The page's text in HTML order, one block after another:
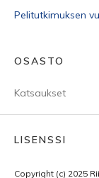
Pelitutkimuksen
OSASTO
Katsaukset
LISENSSI
Copyright (c) 2025